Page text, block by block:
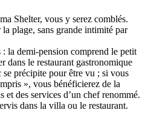
Shelter, vous y serez comblés.
plage, sans grande intimité par
la demi-pension comprend le petit
dans le restaurant gastronomique
précipite pour être vu ; si vous
», vous bénéficierez de la
et des services d’un chef renommé.
dans la villa ou le restaurant.